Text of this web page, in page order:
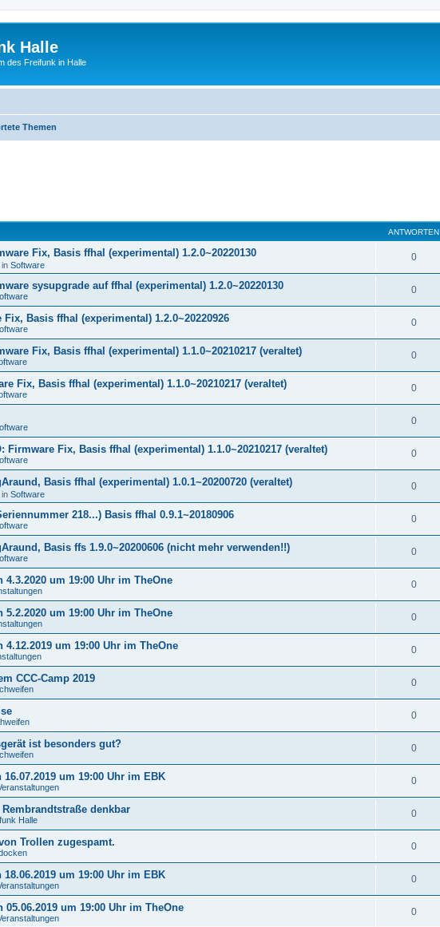
Halle
des Freifunk in Halle
Themen
ANTWORTEN
Fix, Basis ffhal (experimental) 1.2.0~20220130
in Software
0
sysupgrade auf ffhal (experimental) 1.2.0~20220130 0
Basis ffhal (experimental) 1.2.0~20220926 0
Fix, Basis ffhal (experimental) 1.1.0~20210217 (veraltet) 0
Fix, Basis ffhal (experimental) 1.1.0~20210217 (veraltet) 0
0
Firmware Fix, Basis ffhal (experimental) 1.1.0~20210217 (veraltet) 0
Basis ffhal (experimental) 1.0.1~20200720 (veraltet)
in Software
0
218...) Basis ffhal 0.9.1~20180906 0
Basis ffs 1.9.0~20200606 (nicht mehr verwenden!!) 0
um 19:00 Uhr im TheOne 0
um 19:00 Uhr im TheOne 0
um 19:00 Uhr im TheOne 0
CCC-Camp 2019 0
0
ist besonders gut? 0
um 19:00 Uhr im EBK 0
denkbar
Halle
0
Trollen zugespamt. 0
um 19:00 Uhr im EBK 0
um 19:00 Uhr im TheOne 0